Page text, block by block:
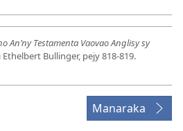
An’ny Testamenta Vaovao Anglisy sy
Bullinger, pejy 818-819.
Manaraka